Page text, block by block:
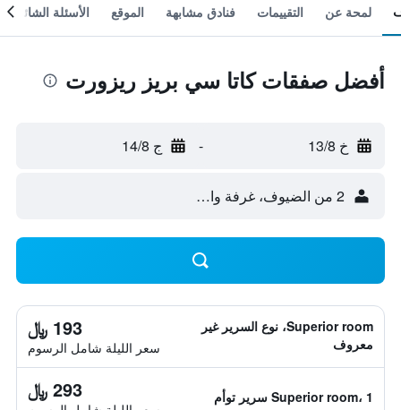
لمحة عن التقييمات فنادق مشابهة الموقع الأسئلة الشائعة
أفضل صفقات كاتا سي بريز ريزورت
خ 13/8 - ج 14/8
2 من الضيوف، غرفة واحدة
Superior room، نوع السرير غير
معروف
193 ﷼
سعر الليلة شامل الرسوم
Superior room، 1 سرير توأم 293 ﷼